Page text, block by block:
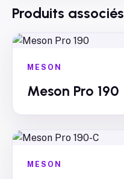
Produits associés
MESON
Meson Pro 190
MESON